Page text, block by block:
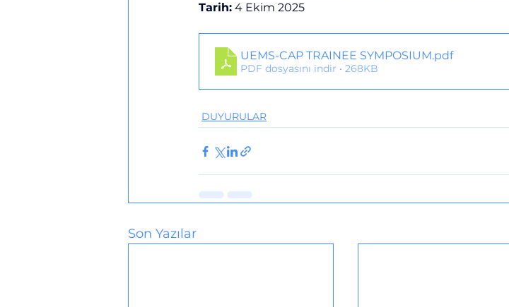
Tarih: 4 Ekim 2025
UEMS-CAP TRAINEE SYMPOSIUM.pdf
PDF dosyasını indir • 268KB
DUYURULAR
Son Yazılar